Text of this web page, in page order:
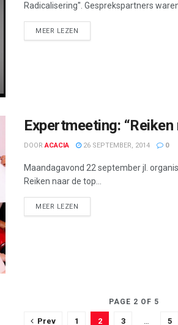
Radicalisering''. Gesprekspartners waren
MEER LEZEN
Expertmeeting:
DOOR ACACIA 26 SEPTEMBER, 2014 0
Maandagavond 22 september jl.
Reiken naar de top...
MEER LEZEN
PAGE 2 OF 5
Prev 1 2 3 5